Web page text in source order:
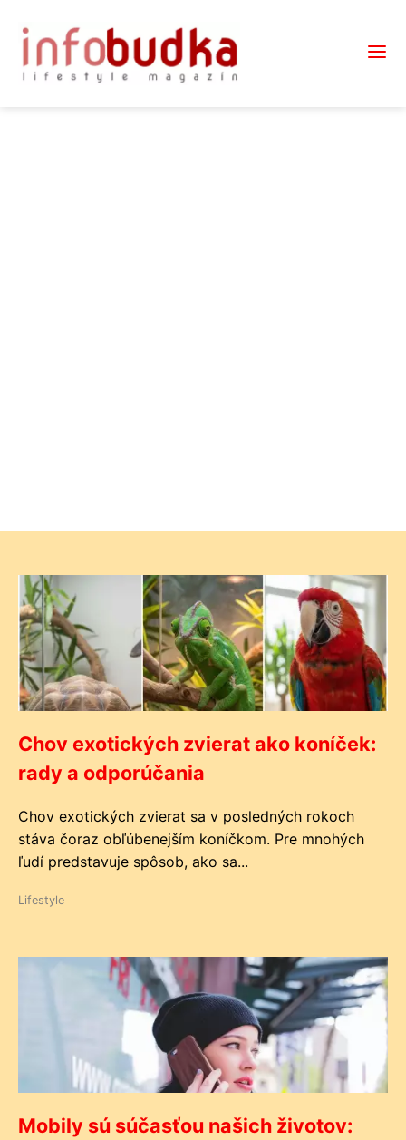
Chov exotických zvierat ako koníček:
rady a odporúčania
Chov exotických zvierat sa v posledných rokoch
stáva čoraz obľúbenejším koníčkom. Pre mnohých
ľudí predstavuje spôsob, ako sa...
Lifestyle
Mobily sú súčasťou našich životov: